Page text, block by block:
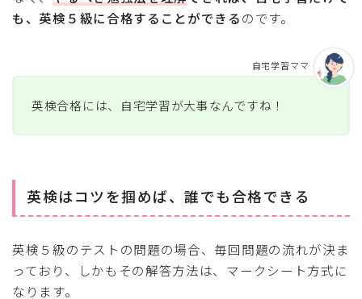
も、英検５級に合格することができるのです。
英検合格には、自宅学習が大事なんですね！
自宅学習ママ
英検はコツを掴めば、誰でも合格できる
英検５級のテストの問題の場合、毎回問題の流れが決ま
っており、しかもその解答方法は、マークシート方式に
なります。